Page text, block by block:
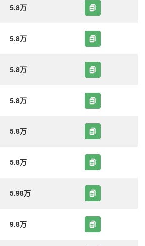
5.8万
5.8万
5.8万
5.8万
5.8万
5.8万
5.98万
9.8万